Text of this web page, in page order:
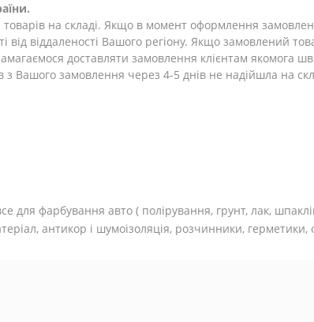
на складі. Якщо в момент оформлення
від віддаленості Вашого регіону. Якщо замовлений
доставляти замовлення клієнтам якомога
Вашого замовлення через 4-5 днів не надійшла на
для фарбування авто ( полірування, грунт, лак,
антикор і шумоізоляція, розчинники, герметики,